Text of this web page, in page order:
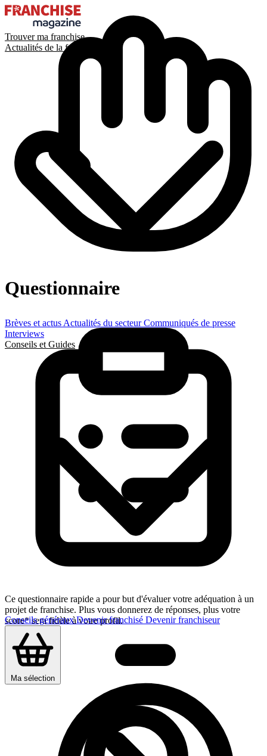
Trouver ma franchise
Actualités de la franchise
Brèves et actus Actualités du secteurCommuniqués de presse
Interviews
Conseils et Guides
Conseils générauxDevenir franchisé Devenir franchiseur
Ma sélection
Questionnaire
Ce questionnaire rapide a pour but d'évaluer votre adéquation à un
projet de franchise. Plus vous donnerez de réponses, plus votre
score* sera fidèle à votre profil.